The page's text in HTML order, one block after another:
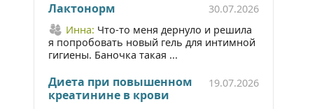
Лактонорм
30.07.2026
Инна: Что-то меня дернуло и решила
я попробовать новый гель для интимной
гигиены. Баночка такая ...
Диета при повышенном
креатинине в крови
19.07.2026